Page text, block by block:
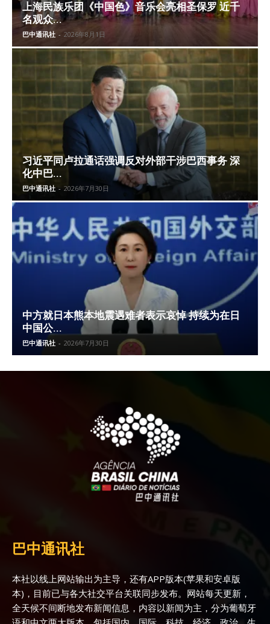
上海民族乐团《中国色》音乐会亮相圣保罗 近千
名观众...
巴中通讯社 - 2026年8月1日
习近平同卢拉通话强调反对外部干涉巴西事务 深
化中巴...
巴中通讯社 - 2026年7月30日
中方就日本熊本地震遇难者表示哀悼 持续为在日
中国公...
巴中通讯社 - 2026年7月30日
巴中通讯社
本社以线上网站输出为主导，还有APP版本(苹果和安卓版
本)，目前已与各大社交平台关联同步发布。网站每天更新，
全天候不间断地发布新闻信息，内容以新闻为主，分为葡萄牙